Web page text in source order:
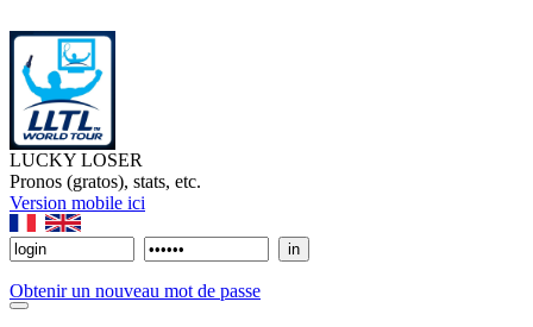
LUCKY LOSER
Pronos (gratos), stats, etc.
Version mobile ici
Obtenir un nouveau mot de passe